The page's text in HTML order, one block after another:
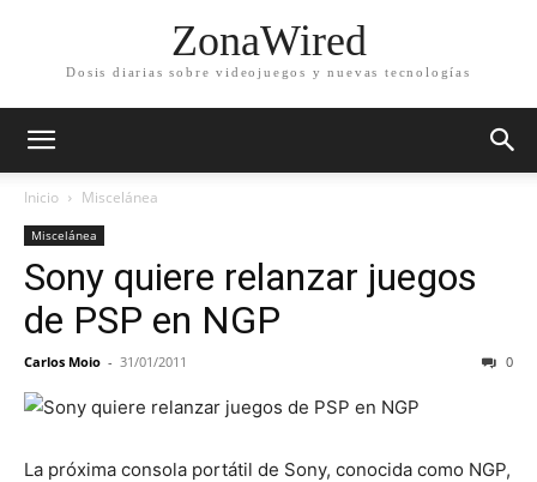
ZonaWired
Dosis diarias sobre videojuegos y nuevas tecnologías
Inicio Miscelánea
Miscelánea
Sony quiere relanzar juegos
de PSP en NGP
Carlos Moio - 31/01/2011 0
La próxima consola portátil de Sony, conocida como NGP,